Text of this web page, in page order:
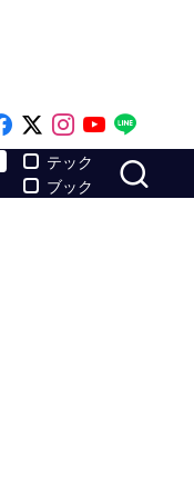
Like on Facebook
Follow on x
Follow on
Follow
テック
ブック